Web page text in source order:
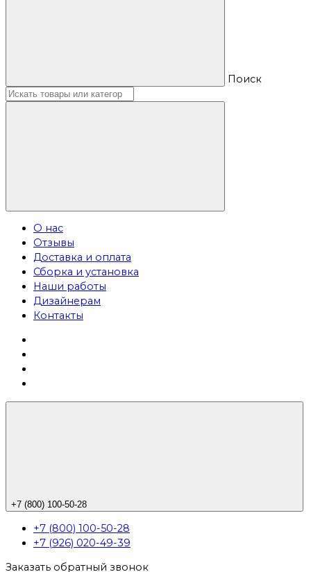
Поиск
О нас
Отзывы
Доставка и оплата
Сборка и установка
Наши работы
Дизайнерам
Контакты
+7 (800) 100-50-28
+7 (800) 100-50-28
+7 (926) 020-49-39
Заказать обратный звонок